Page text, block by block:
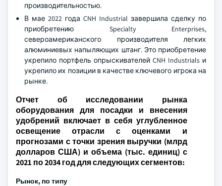
производительностью.
В мае 2022 года CNH Industrial завершила сделку по
приобретению Specialty Enterprises,
североамериканского производителя легких
алюминиевых напыляющих штанг. Это приобретение
укрепило портфель опрыскивателей CNH Industrials и
укрепило их позиции в качестве ключевого игрока на
рынке.
Отчет об исследовании рынка
оборудования для посадки и внесения
удобрений включает в себя углубленное
освещение отрасли с оценками и
прогнозами с точки зрения выручки (млрд
долларов США) и объема (тыс. единиц) с
2021 по 2034 год для следующих сегментов:
Рынок, по типу